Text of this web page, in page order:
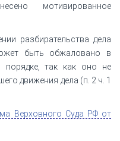
мотивированное
разбирательства дела
быть обжаловано в
порядке, так как оно не
движения дела (п. 2 ч. 1
Верховного Суда РФ от